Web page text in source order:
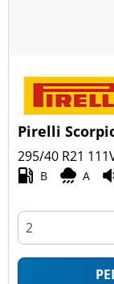
Pirelli
295/40 R21 111
B A